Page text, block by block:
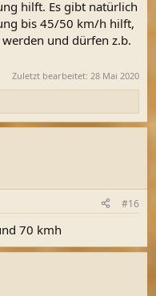
hilft. Es gibt natürlich
bis 45/50 km/h hilft,
und dürfen z.b.
Zuletzt bearbeitet: 28 Mai 2020
#16
70 kmh